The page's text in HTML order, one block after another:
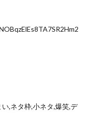
,ネタ枠,小ネタ,爆笑,デ